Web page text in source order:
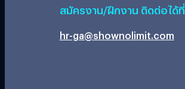
สมัครงาน/ฝึกงาน ติดต่อได้ที่
hr-ga@shownolimit.com